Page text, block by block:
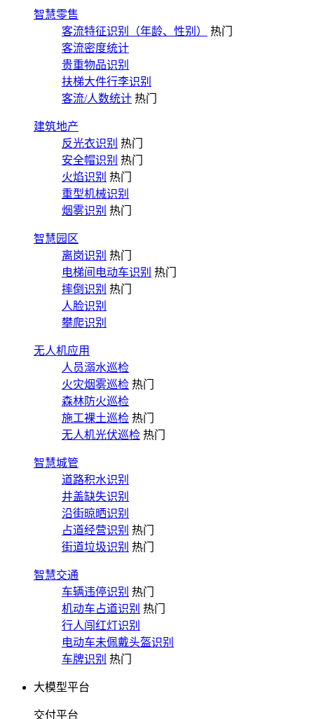
智慧零售
客流特征识别（年龄、性别）
热门
客流密度统计
贵重物品识别
扶梯大件行李识别
客流/人数统计 热门
建筑地产
反光衣识别 热门
安全帽识别 热门
火焰识别 热门
重型机械识别
烟雾识别 热门
智慧园区
离岗识别 热门
电梯间电动车识别 热门
摔倒识别 热门
人脸识别
攀爬识别
无人机应用
人员溺水巡检
火灾烟雾巡检 热门
森林防火巡检
施工裸土巡检 热门
无人机光伏巡检 热门
智慧城管
道路积水识别
井盖缺失识别
沿街晾晒识别
占道经营识别 热门
街道垃圾识别 热门
智慧交通
车辆违停识别 热门
机动车占道识别 热门
行人闯红灯识别
电动车未佩戴头盔识别
车牌识别 热门
大模型平台
交付平台